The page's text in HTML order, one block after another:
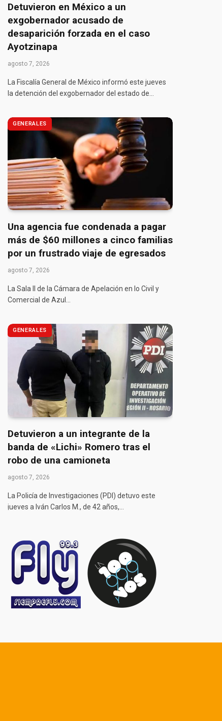
Detuvieron en México a un
exgobernador acusado de
desaparición forzada en el caso
Ayotzinapa
agosto 7, 2026
La Fiscalía General de México informó este jueves
la detención del exgobernador del estado de…
GENERALES
Una agencia fue condenada a pagar
más de $60 millones a cinco familias
por un frustrado viaje de egresados
agosto 7, 2026
La Sala II de la Cámara de Apelación en lo Civil y
Comercial de Azul…
GENERALES
Detuvieron a un integrante de la
banda de «Lichi» Romero tras el
robo de una camioneta
agosto 7, 2026
La Policía de Investigaciones (PDI) detuvo este
jueves a Iván Carlos M., de 42 años,…